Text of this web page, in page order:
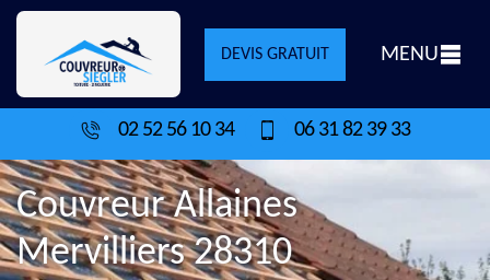
DEVIS GRATUIT MENU
02 52 56 10 34 06 31 82 39 33
Couvreur Allaines
Mervilliers 28310